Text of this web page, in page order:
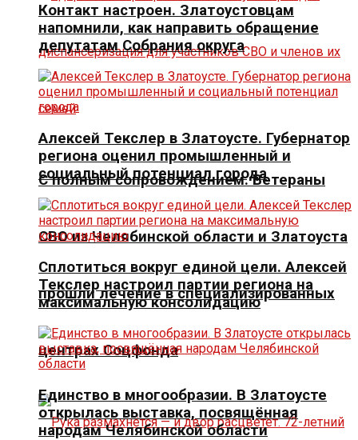
С полным сопровождением. Ветераны
СВО из Челябинской области и Златоуста
прошли лечение в специализированных
центрах Соцфонда
Контакт настроен. Златоустовцам
напомнили, как направить обращение
депутатам Собрания округа
Алексей Текслер в Златоусте. Губернатор
региона оценил промышленный и
социальный потенциал города
Сплотиться вокруг единой цели. Алексей
Текслер настроил партии региона на
максимальную консолидацию
Единство в многообразии. В Златоусте
открылась выставка, посвящённая
народам Челябинской области